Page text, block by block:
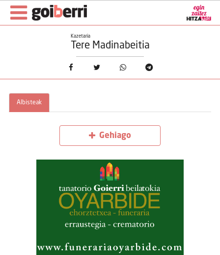
Kazetaria
Tere Madinabeitia
Albisteak
Gehiago